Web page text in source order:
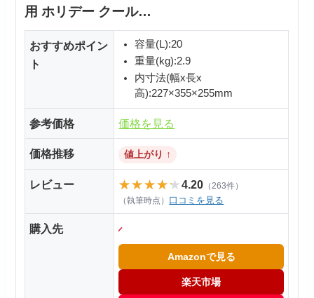
用 ホリデー クール…
おすすめポイン
ト
容量(L):20
重量(kg):2.9
内寸法(幅x長x
高):227×355×255mm
参考価格 価格を見る
価格推移 値上がり ↑
レビュー ★★★★★
★★★★★4.20 （263件）
（執筆時点） 口コミを見る
購入先
Amazonで見る
楽天市場